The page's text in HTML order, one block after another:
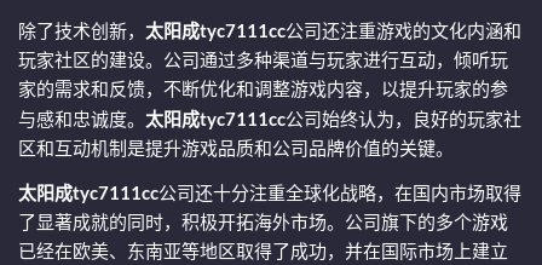
除了技术创新， 太阳成tyc7111cc公司还注重游戏的文化内涵和
玩家社区的建设。公司通过多种渠道与玩家进行互动，倾听玩
家的需求和反馈，不断优化和调整游戏内容，以提升玩家的参
与感和忠诚度。 太阳成tyc7111cc公司始终认为，良好的玩家社
区和互动机制是提升游戏品质和公司品牌价值的关键。
太阳成tyc7111cc公司还十分注重全球化战略，在国内市场取得
了显著成就的同时，积极开拓海外市场。公司旗下的多个游戏
已经在欧美、东南亚等地区取得了成功，并在国际市场上建立